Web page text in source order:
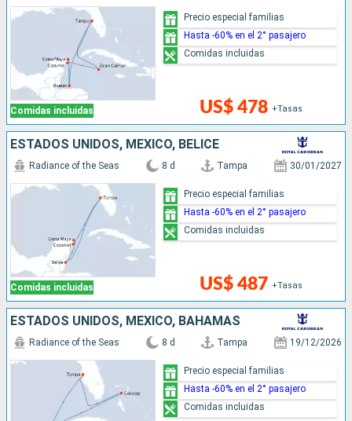
Comidas incluidas US$ 478 +Tasas
Precio especial familias
Hasta -60% en el 2° pasajero
Comidas incluidas
ESTADOS UNIDOS, MÉXICO, BELICE
Comidas incluidas
Radiance of the Seas 8 d Tampa 30/01/2027
US$ 487 +Tasas
Precio especial familias
Hasta -60% en el 2° pasajero
Comidas incluidas
ESTADOS UNIDOS, MÉXICO, BAHAMAS
Radiance of the Seas 8 d Tampa 19/12/2026
Precio especial familias
Hasta -60% en el 2° pasajero
Comidas incluidas